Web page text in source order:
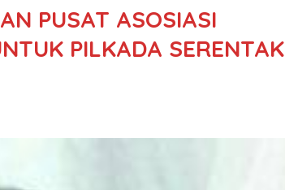
PUSAT ASOSIASI
PILKADA SERENTAK